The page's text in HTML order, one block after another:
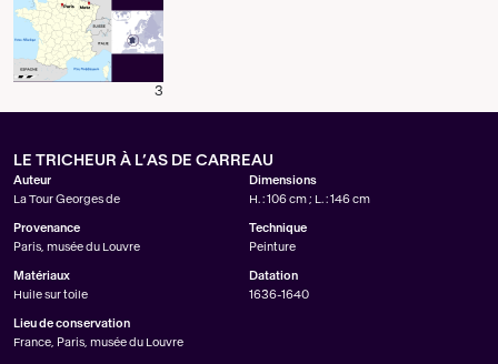
3
LE TRICHEUR À L’AS DE CARREAU
Auteur
La Tour Georges de
Dimensions
H. : 106 cm ; L. : 146 cm
Provenance
Paris, musée du Louvre
Technique
Peinture
Matériaux
Huile sur toile
Datation
1636-1640
Lieu de conservation
France, Paris, musée du Louvre